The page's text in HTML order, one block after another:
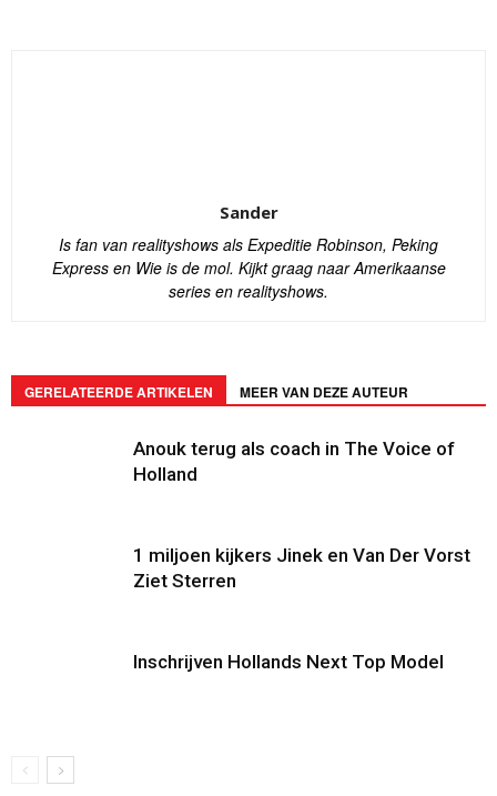
Sander
Is fan van realityshows als Expeditie Robinson, Peking
Express en Wie is de mol. Kijkt graag naar Amerikaanse
series en realityshows.
GERELATEERDE ARTIKELEN MEER VAN DEZE AUTEUR
Anouk terug als coach in The Voice of
Holland
1 miljoen kijkers Jinek en Van Der Vorst
Ziet Sterren
Inschrijven Hollands Next Top Model